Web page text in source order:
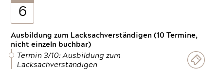
6
Ausbildung zum Lacksachverständigen (10 Termine,
nicht einzeln buchbar)
Termin 3/10: Ausbildung zum
Lacksachverständigen